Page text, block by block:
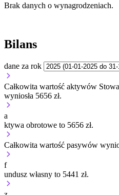
Brak danych o wynagrodzeniach.
Bilans
dane za rok
Całkowita wartość aktywów
wyniosła 5656 zł.
a
ktywa obrotowe to 5656 zł.
Całkowita wartość pasywów
f
undusz własny to 5441 zł.